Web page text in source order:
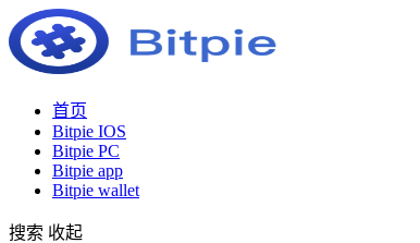
首页
Bitpie IOS
Bitpie PC
Bitpie app
Bitpie wallet
搜索 收起